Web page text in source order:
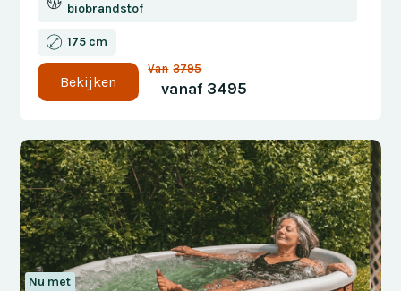
biobrandstof
175 cm
Bekijken
Van 3795
vanaf 3495
Nu met